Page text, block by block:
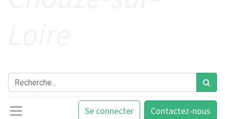
Se connecter Contactez-nous